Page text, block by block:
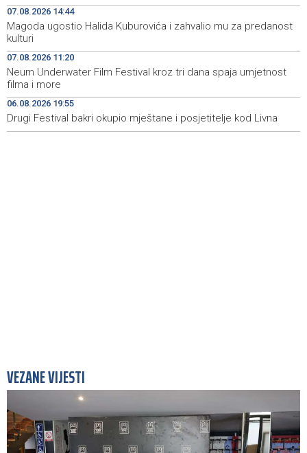
15:52
Privredna Banka Sarajevo ušla u sastav indeksa SASX-
10 umjesto Rudnika Soli Tuzla
15:46
Oko 150 izlagača stiže u Gradačac na 53. Međunarodni
15:44
Španija postavila ultimatum Italiji da ukine granične
kontrole
15:42
Goražde residents protest over repeated water
07.08.2026 14:44
Magoda ugostio Halida Kuburovića i zahvalio mu za predanost
kulturi
07.08.2026 11:20
Neum Underwater Film Festival kroz tri dana spaja umjetnost
filma i more
06.08.2026 19:55
Drugi Festival bakri okupio mještane i posjetitelje kod Livna
VEZANE VIJESTI